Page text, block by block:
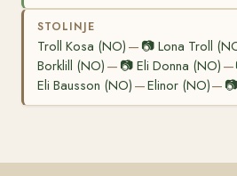
STOLINJE
Troll Kosa (NO) — 📷Lona Troll
Borklill (NO) — 📷Eli Donna (NO) —
Eli Bausson (NO) —Elinor (NO)— 📷